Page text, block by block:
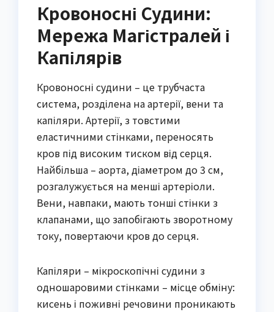
Кровоносні Судини:
Мережа Магістралей і
Капілярів
Кровоносні судини – це трубчаста
система, розділена на артерії, вени та
капіляри. Артерії, з товстими
еластичними стінками, переносять
кров під високим тиском від серця.
Найбільша – аорта, діаметром до 3 см,
розгалужується на менші артеріоли.
Вени, навпаки, мають тонші стінки з
клапанами, що запобігають зворотному
току, повертаючи кров до серця.
Капіляри – мікроскопічні судини з
одношаровими стінками – місце обміну:
кисень і поживні речовини проникають